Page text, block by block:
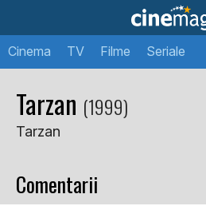
Cinema TV Filme Seriale
Tarzan (1999)
Tarzan
Comentarii